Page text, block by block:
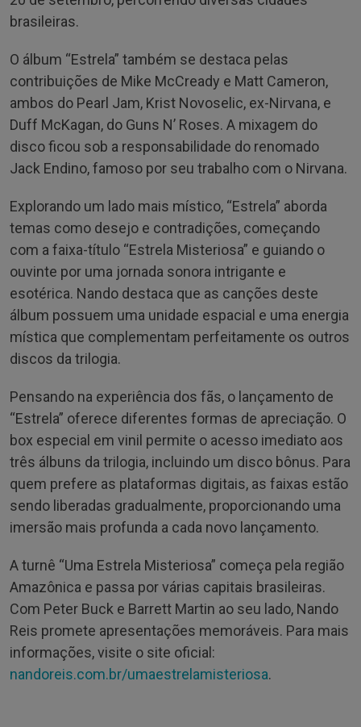
brasileiras.
O álbum “Estrela” também se destaca pelas
contribuições de Mike McCready e Matt Cameron,
ambos do Pearl Jam, Krist Novoselic, ex-Nirvana, e
Duff McKagan, do Guns N’ Roses. A mixagem do
disco ficou sob a responsabilidade do renomado
Jack Endino, famoso por seu trabalho com o Nirvana.
Explorando um lado mais místico, “Estrela” aborda
temas como desejo e contradições, começando
com a faixa-título “Estrela Misteriosa” e guiando o
ouvinte por uma jornada sonora intrigante e
esotérica. Nando destaca que as canções deste
álbum possuem uma unidade espacial e uma energia
mística que complementam perfeitamente os outros
discos da trilogia.
Pensando na experiência dos fãs, o lançamento de
“Estrela” oferece diferentes formas de apreciação. O
box especial em vinil permite o acesso imediato aos
três álbuns da trilogia, incluindo um disco bônus. Para
quem prefere as plataformas digitais, as faixas estão
sendo liberadas gradualmente, proporcionando uma
imersão mais profunda a cada novo lançamento.
A turnê “Uma Estrela Misteriosa” começa pela região
Amazônica e passa por várias capitais brasileiras.
Com Peter Buck e Barrett Martin ao seu lado, Nando
Reis promete apresentações memoráveis. Para mais
informações, visite o site oficial:
nandoreis.com.br/umaestrelamisteriosa.